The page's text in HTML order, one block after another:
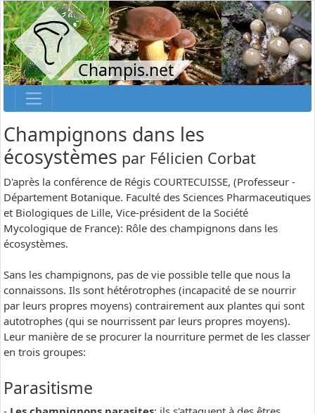
Champis.net
Champignons dans les
écosystèmes par Félicien Corbat
D'après la conférence de Régis COURTECUISSE, (Professeur -
Département Botanique. Faculté des Sciences Pharmaceutiques
et Biologiques de Lille, Vice-président de la Société
Mycologique de France): Rôle des champignons dans les
écosystèmes.
Sans les champignons, pas de vie possible telle que nous la
connaissons. Ils sont hétérotrophes (incapacité de se nourrir
par leurs propres moyens) contrairement aux plantes qui sont
autotrophes (qui se nourrissent par leurs propres moyens).
Leur manière de se procurer la nourriture permet de les classer
en trois groupes:
Parasitisme